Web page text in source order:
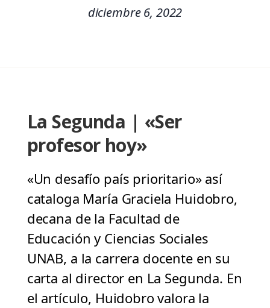
diciembre 6, 2022
La Segunda | «Ser
profesor hoy»
«Un desafío país prioritario» así
cataloga María Graciela Huidobro,
decana de la Facultad de
Educación y Ciencias Sociales
UNAB, a la carrera docente en su
carta al director en La Segunda. En
el artículo, Huidobro valora la